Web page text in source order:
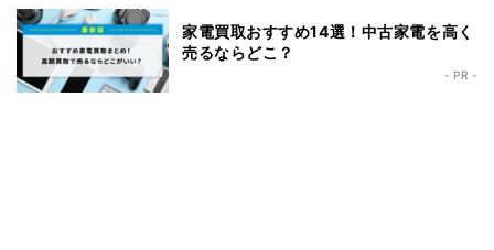
家電買取おすすめ14選！中古家電を高く
売るならどこ？
- PR -